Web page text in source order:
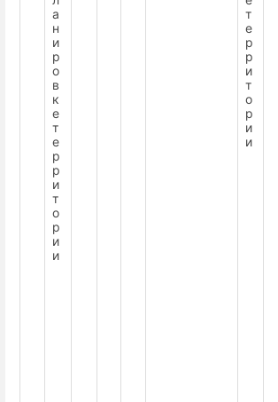
а
н
и
р
о
в
к
е
т
е
р
р
и
т
о
р
и
и
т
е
р
р
и
т
о
р
и
и